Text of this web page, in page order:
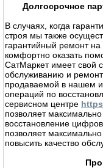
Долгосрочное
В случаях, когда
строя мы также
гарантийный ремонт
комфортно оказать
СатМаркет имеет свой
обслуживанию и
продаваемой в нашем
операций по
сервисном центре
позволяет
восстановление
позволяет
повысить качество